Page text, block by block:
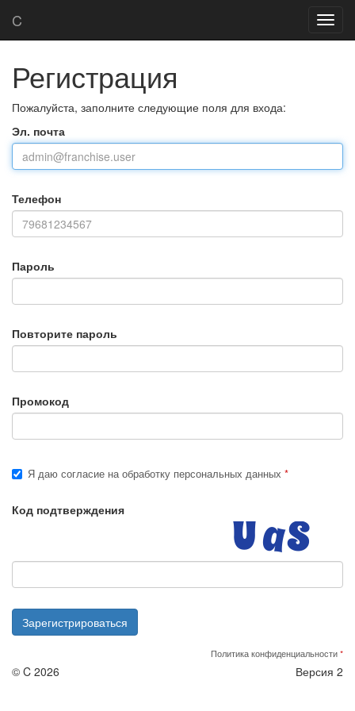
C
Регистрация
C
Пожалуйста, заполните следующие поля для входа:
Эл. почта
Телефон
Пароль
Повторите пароль
Промокод
Я даю согласие на обработку персональных данных
Код подтверждения
Зарегистрироваться
Политика конфиденциальности
© C 2026 Версия 2